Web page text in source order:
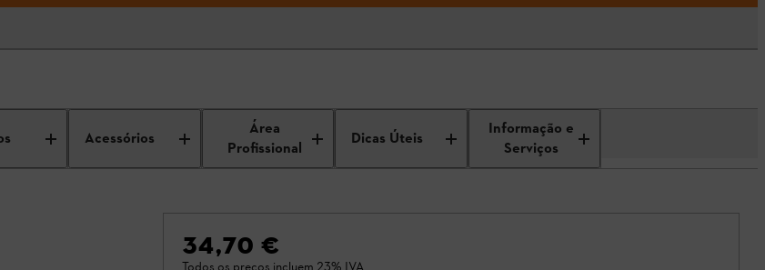
Acessórios
Área
Profissional
Dicas Úteis
Informação e
Serviços
34,70 €
Todos os preços incluem 23% IVA.